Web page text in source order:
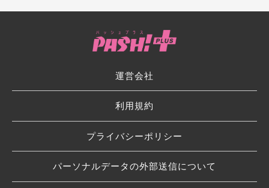
運営会社
利用規約
プライバシーポリシー
パーソナルデータの外部送信について